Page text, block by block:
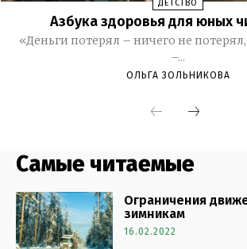
Самые читаемые
Ограничения
зимникам
16.02.2022